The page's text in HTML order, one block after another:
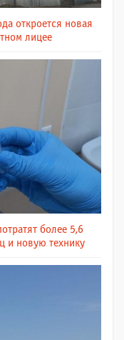
откроется новая
лицее
более 5,6
и новую технику